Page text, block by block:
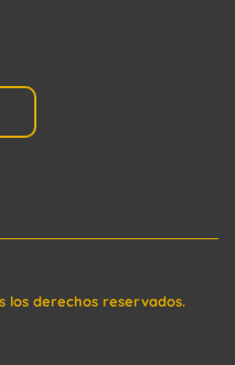
los derechos reservados.